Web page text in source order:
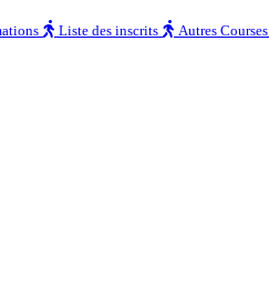
Liste des inscrits Autres Courses